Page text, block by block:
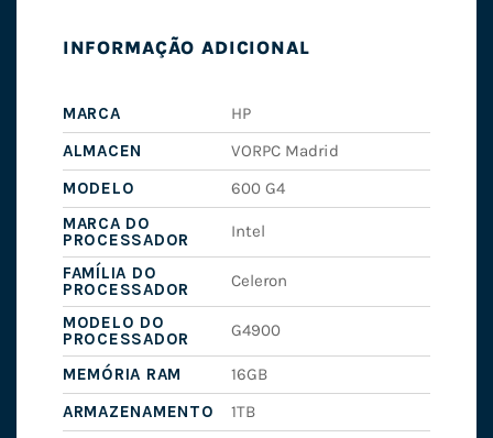
INFORMAÇÃO ADICIONAL
MARCA
HP
ALMACEN
VORPC Madrid
MODELO
600 G4
MARCA DO
PROCESSADOR
Intel
FAMÍLIA DO
PROCESSADOR
Celeron
MODELO DO
PROCESSADOR
G4900
MEMÓRIA RAM
16GB
ARMAZENAMENTO
1TB